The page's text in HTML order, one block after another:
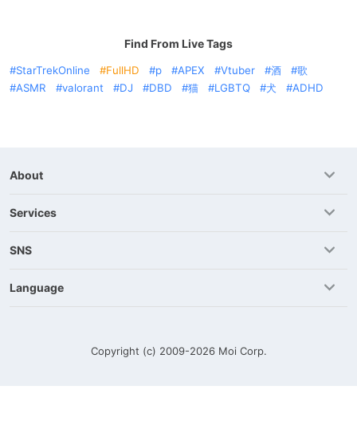
Find From Live Tags
StarTrekOnline FullHD p APEX Vtuber 酒
歌
ASMR
valorant DJ DBD 猫 LGBTQ 犬 ADHD
About
Services
SNS
Language
Copyright (c) 2009-2026 Moi Corp.